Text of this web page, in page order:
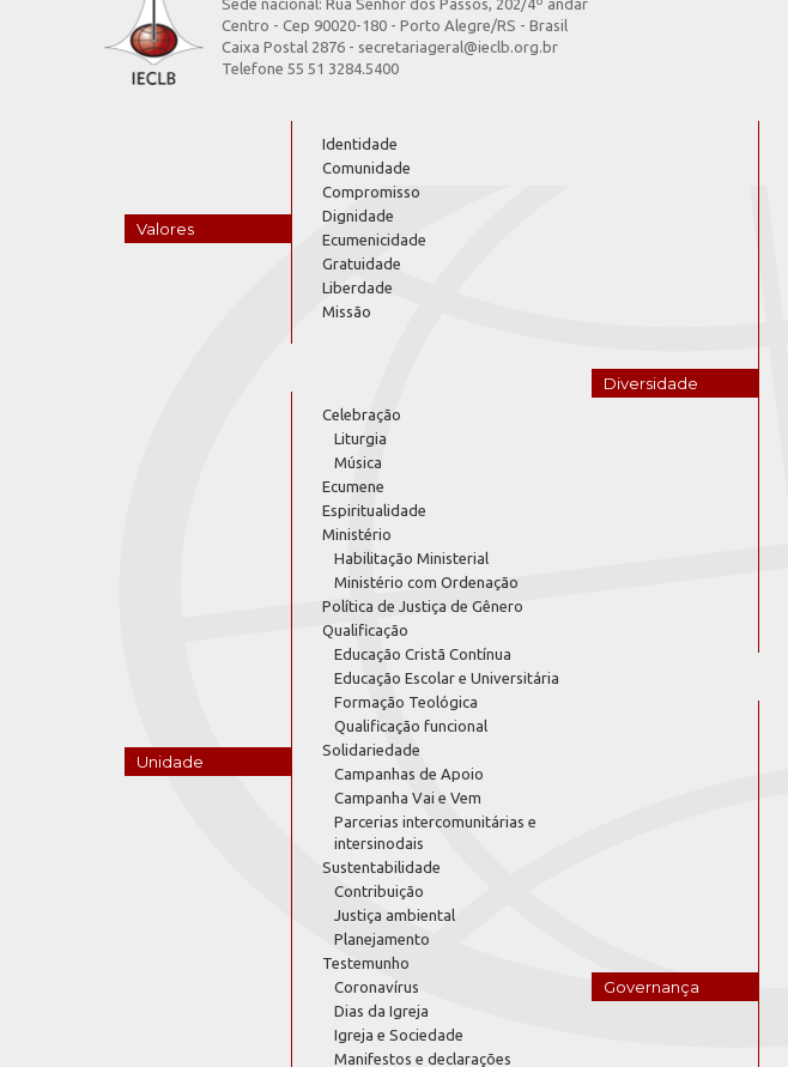
Sede nacional: Rua Senhor dos Passos, 202/4º andar
Centro - Cep 90020-180 - Porto Alegre/RS - Brasil
Caixa Postal 2876 - secretariageral@ieclb.org.br
Telefone 55 51 3284.5400
Valores
Identidade
Comunidade
Compromisso
Dignidade
Ecumenicidade
Gratuidade
Liberdade
Missão
Unidade
Celebração
Liturgia
Música
Ecumene
Espiritualidade
Ministério
Habilitação Ministerial
Ministério com Ordenação
Política de Justiça de Gênero
Qualificação
Educação Cristã Contínua
Educação Escolar e Universitária
Formação Teológica
Qualificação funcional
Solidariedade
Campanhas de Apoio
Campanha Vai e Vem
Parcerias intercomunitárias e
intersinodais
Sustentabilidade
Contribuição
Justiça ambiental
Planejamento
Testemunho
Coronavírus
Dias da Igreja
Igreja e Sociedade
Manifestos e declarações
Diversidade
Governança